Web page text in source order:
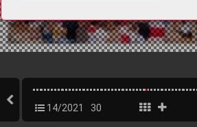
14/2021 30